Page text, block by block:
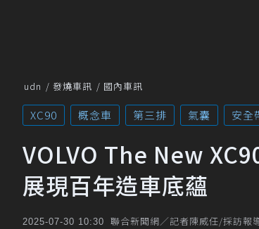
udn 發燒車訊 國內車訊
XC90 概念車 第三排 氣囊 安全
VOLVO The New
展現百年造車底蘊
2025-07-30 10:30 聯合新聞網／記者陳威任/採訪報